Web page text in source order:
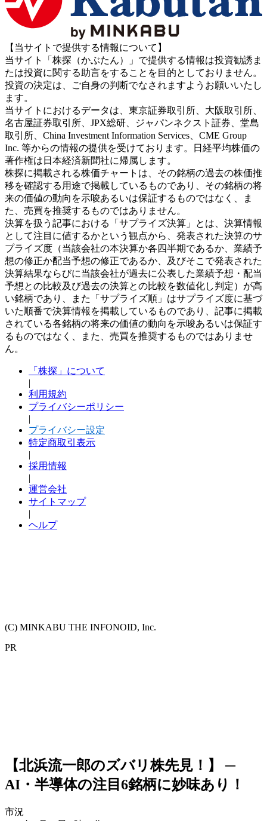
【当サイトで提供する情報について】
当サイト「株探（かぶたん）」で提供する情報は投資勧誘ま
たは投資に関する助言をすることを目的としておりません。
投資の決定は、ご自身の判断でなされますようお願いいたし
ます。
当サイトにおけるデータは、東京証券取引所、大阪取引所、
名古屋証券取引所、JPX総研、ジャパンネクスト証券、堂島
取引所、China Investment Information Services、CME Group
Inc. 等からの情報の提供を受けております。日経平均株価の
著作権は日本経済新聞社に帰属します。
株探に掲載される株価チャートは、その銘柄の過去の株価推
移を確認する用途で掲載しているものであり、その銘柄の将
来の価値の動向を示唆あるいは保証するものではなく、ま
た、売買を推奨するものではありません。
決算を扱う記事における「サプライズ決算」とは、決算情報
として注目に値するかという観点から、発表された決算のサ
プライズ度（当該会社の本決算か各四半期であるか、業績予
想の修正か配当予想の修正であるか、及びそこで発表された
決算結果ならびに当該会社が過去に公表した業績予想・配当
予想との比較及び過去の決算との比較を数値化し判定）が高
い銘柄であり、また「サプライズ順」はサプライズ度に基づ
いた順番で決算情報を掲載しているものであり、記事に掲載
されている各銘柄の将来の価値の動向を示唆あるいは保証す
るものではなく、また、売買を推奨するものではありませ
ん。
「株探」について
|
利用規約
プライバシーポリシー
|
プライバシー設定
特定商取引表示
|
採用情報
|
運営会社
サイトマップ
|
ヘルプ
(C) MINKABU THE INFONOID, Inc.
PR
【北浜流一郎のズバリ株先見！】 ─
AI・半導体の注目6銘柄に妙味あり！
市況